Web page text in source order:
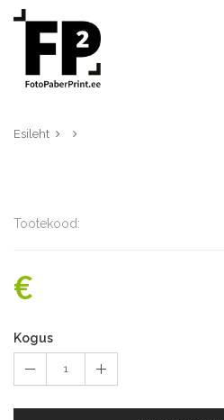
Esileht
Tootekood:
€
Kogus
1